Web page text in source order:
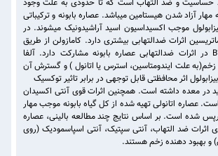
ضد حساسیت و ضد التهاب است که تا حدودی به علت وجود
مهار آزاد شدن هیستامین میباشد. عصاره بابونه و ترکیباتی
موجب اکسیداسیون اسید آراشیدونیک میشوند. در
اثرات ضدالتهابی بیشتری دارد. کامازولن از طریق
مهار سنتز لکوترین B4 در اثرات ضدالتهابی عصاره بابونه مشارکت دارد. آلفا
زخم(به علت ایندومتاسین، استرس یا اتانول ) و گسترش آن
اثر محافظتی قابل توجهی در برابر تاثیر توکسیک
در معده داشته است. همچنین اثرات قوی آنتی اکسیدان
عصاره اتانولی تهیه شده از کل گیاه بابونه موجب مهار
شده است. بر اساس نتایج چند مطالعه بالینی، عصاره
اثرات ضد التهاب، آنتی سپتیک، آنتی اسپاسمودیک (روی
و بهبود دهنده زخم هستند.